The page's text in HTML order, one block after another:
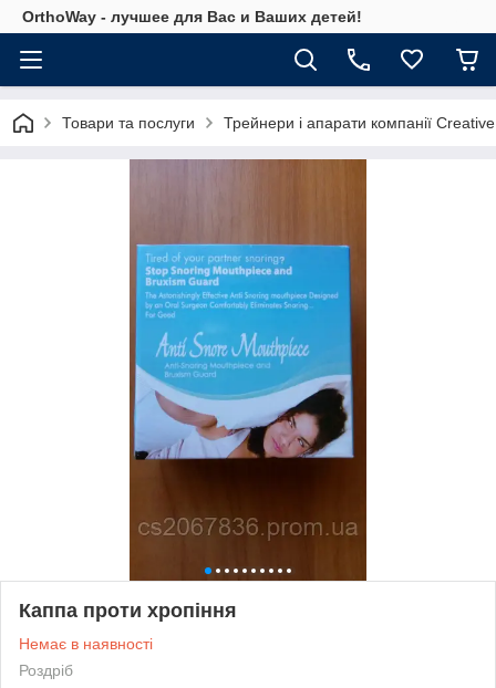
OrthoWay - лучшее для Вас и Ваших детей!
Товари та послуги Трейнери і апарати компанії
Каппа проти хропіння
Немає в наявності
Роздріб